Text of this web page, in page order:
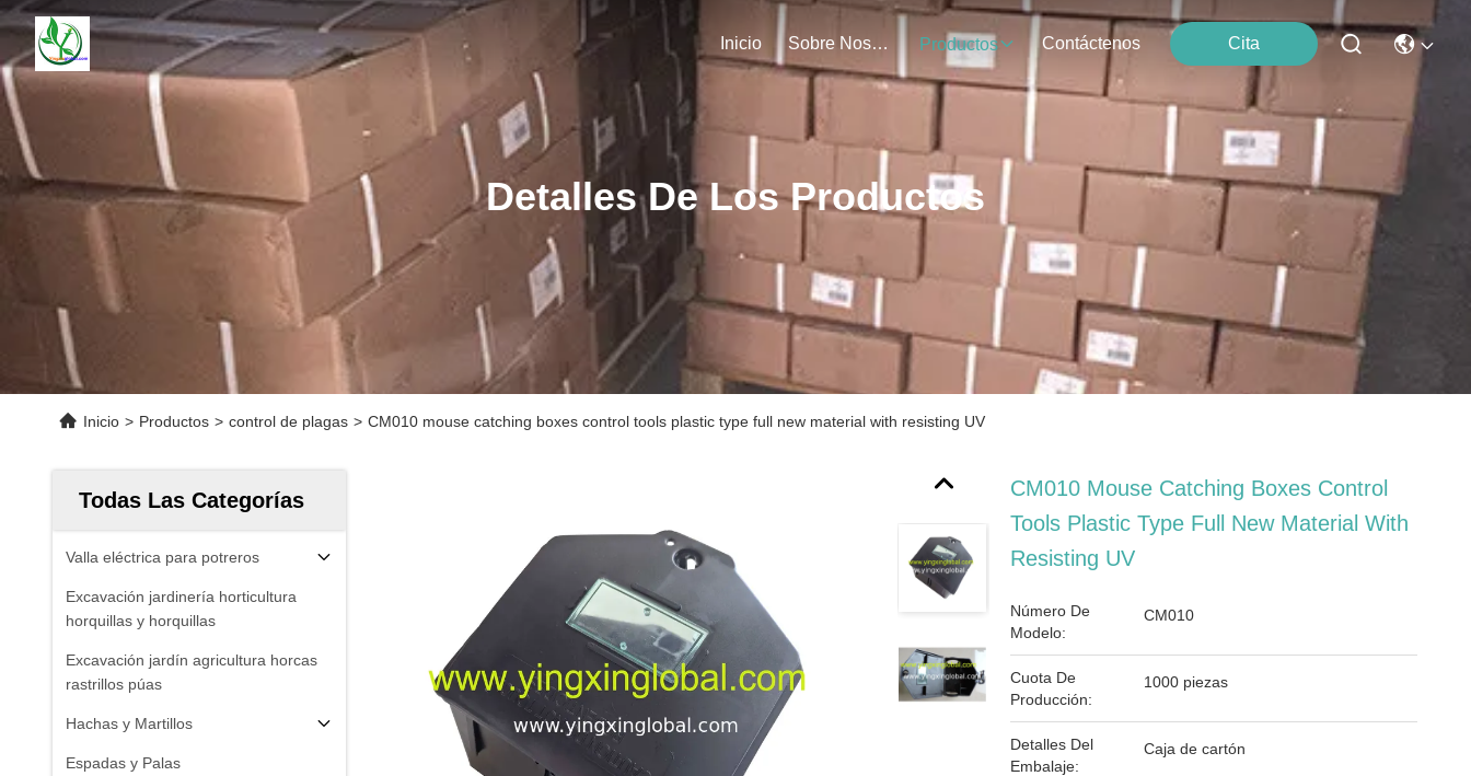
Inicio Sobre Nosotros Productos Contáctenos Cita
Detalles De Los Productos
Inicio > Productos > control de plagas > CM010 mouse catching boxes control tools plastic type full new material with resisting UV
Todas Las Categorías
Valla eléctrica para potreros
Excavación jardinería horticultura
horquillas y horquillas
Excavación jardín agricultura horcas
rastrillos púas
Hachas y Martillos
Espadas y Palas
CM010 Mouse Catching Boxes Control
Tools Plastic Type Full New Material With
Resisting UV
Número De
Modelo:
CM010
Cuota De
Producción:
1000 piezas
Detalles Del
Embalaje:
Caja de cartón